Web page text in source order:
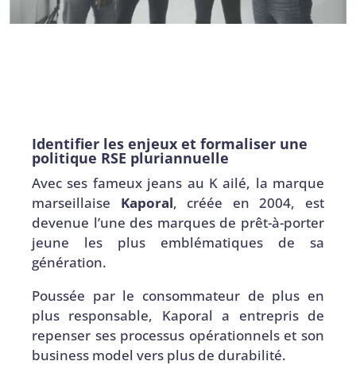
Identifier les enjeux et formaliser une
politique RSE pluriannuelle
Avec ses fameux jeans au K ailé, la marque
marseillaise Kaporal, créée en 2004, est
devenue l’une des marques de prêt-à-porter
jeune les plus emblématiques de sa
génération.
Poussée par le consommateur de plus en
plus responsable, Kaporal a entrepris de
repenser ses processus opérationnels et son
business model vers plus de durabilité.